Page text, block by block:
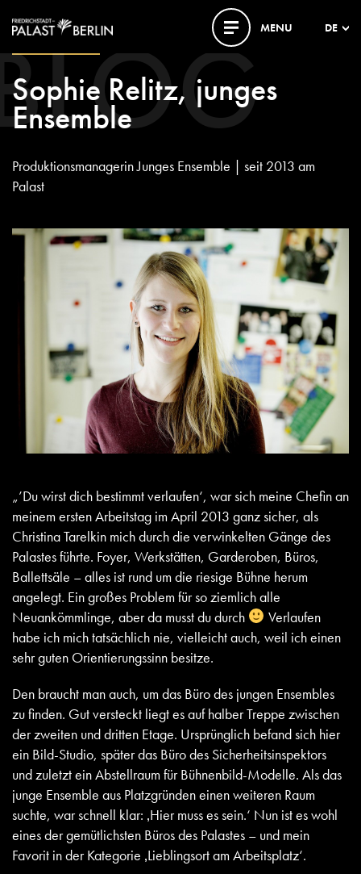
MENU DE
Sophie Relitz, junges
Ensemble
Produktionsmanagerin Junges Ensemble | seit 2013 am
Palast
„’Du wirst dich bestimmt verlaufen‘, war sich meine Chefin an
meinem ersten Arbeitstag im April 2013 ganz sicher, als
Christina Tarelkin mich durch die verwinkelten Gänge des
Palastes führte. Foyer, Werkstätten, Garderoben, Büros,
Ballettsäle – alles ist rund um die riesige Bühne herum
angelegt. Ein großes Problem für so ziemlich alle
Neuankömmlinge, aber da musst du durch
Verlaufen
habe ich mich tatsächlich nie, vielleicht auch, weil ich einen
sehr guten Orientierungssinn besitze.
Den braucht man auch, um das Büro des jungen Ensembles
zu finden. Gut versteckt liegt es auf halber Treppe zwischen
der zweiten und dritten Etage. Ursprünglich befand sich hier
ein Bild-Studio, später das Büro des Sicherheitsinspektors
und zuletzt ein Abstellraum für Bühnenbild-Modelle. Als das
junge Ensemble aus Platzgründen einen weiteren Raum
suchte, war schnell klar: ‚Hier muss es sein.‘ Nun ist es wohl
eines der gemütlichsten Büros des Palastes – und mein
Favorit in der Kategorie ‚Lieblingsort am Arbeitsplatz‘.